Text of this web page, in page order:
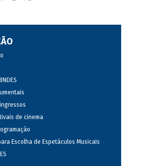
de cinema
Escolha de Espetáculos Musicais